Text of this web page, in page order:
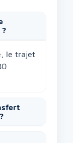
?
le trajet